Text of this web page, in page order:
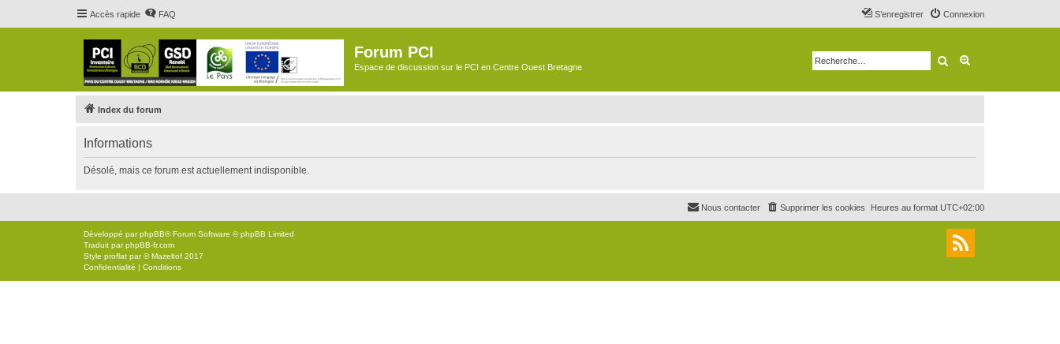
Accès rapide FAQ Connexion
S’enregistrer
Forum PCI
Espace de discussion sur le PCI en Centre Ouest Bretagne Rechercher
Index du forum
Informations
Désolé, mais ce forum est actuellement indisponible.
Heures au format UTC+02:00
Supprimer les cookies
Nous contacter
Développé parphpBB® Forum Software © phpBB Limited
Traduit parphpBB-fr.com
Style proflat par ©Mazeltof 2017
Confidentialité | Conditions